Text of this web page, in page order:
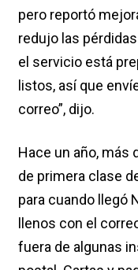
pero reportó
redujo las
el servicio está
listos, así que
correo”, dijo.
Hace un año, más
de primera clase
para cuando llegó
llenos con el
fuera de algunas